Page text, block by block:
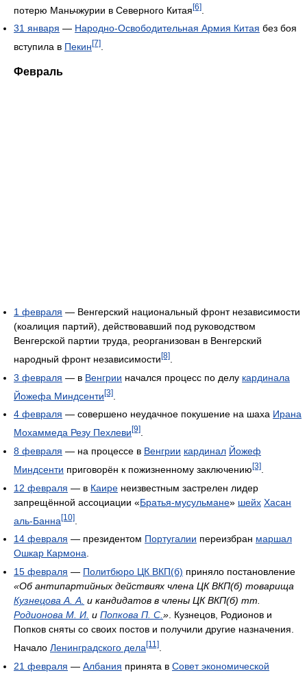
потерю Маньчжурии в Северного Китая[6]
31 января — Народно-Освободительная Армия Китая без боя
вступила в Пекин [7]
Февраль
1 февраля — Венгерский национальный фронт независимости
(коалиция партий), действовавший под руководством
Венгерской партии труда, реорганизован в Венгерский
народный фронт независимости[8]
3 февраля — в Венгрии начался процесс по делу кардинала
Йожефа Миндсенти[3]
4 февраля — совершено неудачное покушение на шаха Ирана
Мохаммеда Резу Пехлеви [9]
8 февраля — на процессе в Венгрии кардинал Йожеф
Миндсенти приговорён к пожизненному заключению[3]
12 февраля — в Каире неизвестным застрелен лидер
запрещённой ассоциации «Братья-мусульмане» шейх Хасан
аль-Банна[10]
14 февраля — президентом Португалии переизбран маршал
Ошкар Кармона
15 февраля — Политбюро ЦК ВКП(б) приняло постановление
«Об антипартийных действиях члена ЦК ВКП(б) товарища
Кузнецова А. А. и кандидатов в члены ЦК ВКП(б) тт.
Родионова М. И. и Попкова П. С. » . Кузнецов, Родионов и
Попков сняты со своих постов и получили другие назначения.
Начало Ленинградского дела [11]
21 февраля — Албания принята в Совет экономической